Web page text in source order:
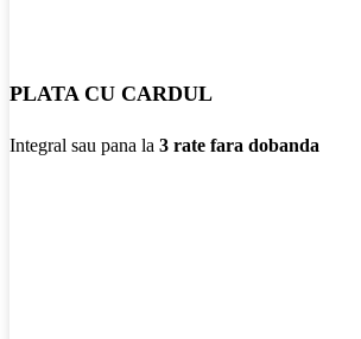
PLATA CU CARDUL
Integral sau pana la 3 rate fara dobanda